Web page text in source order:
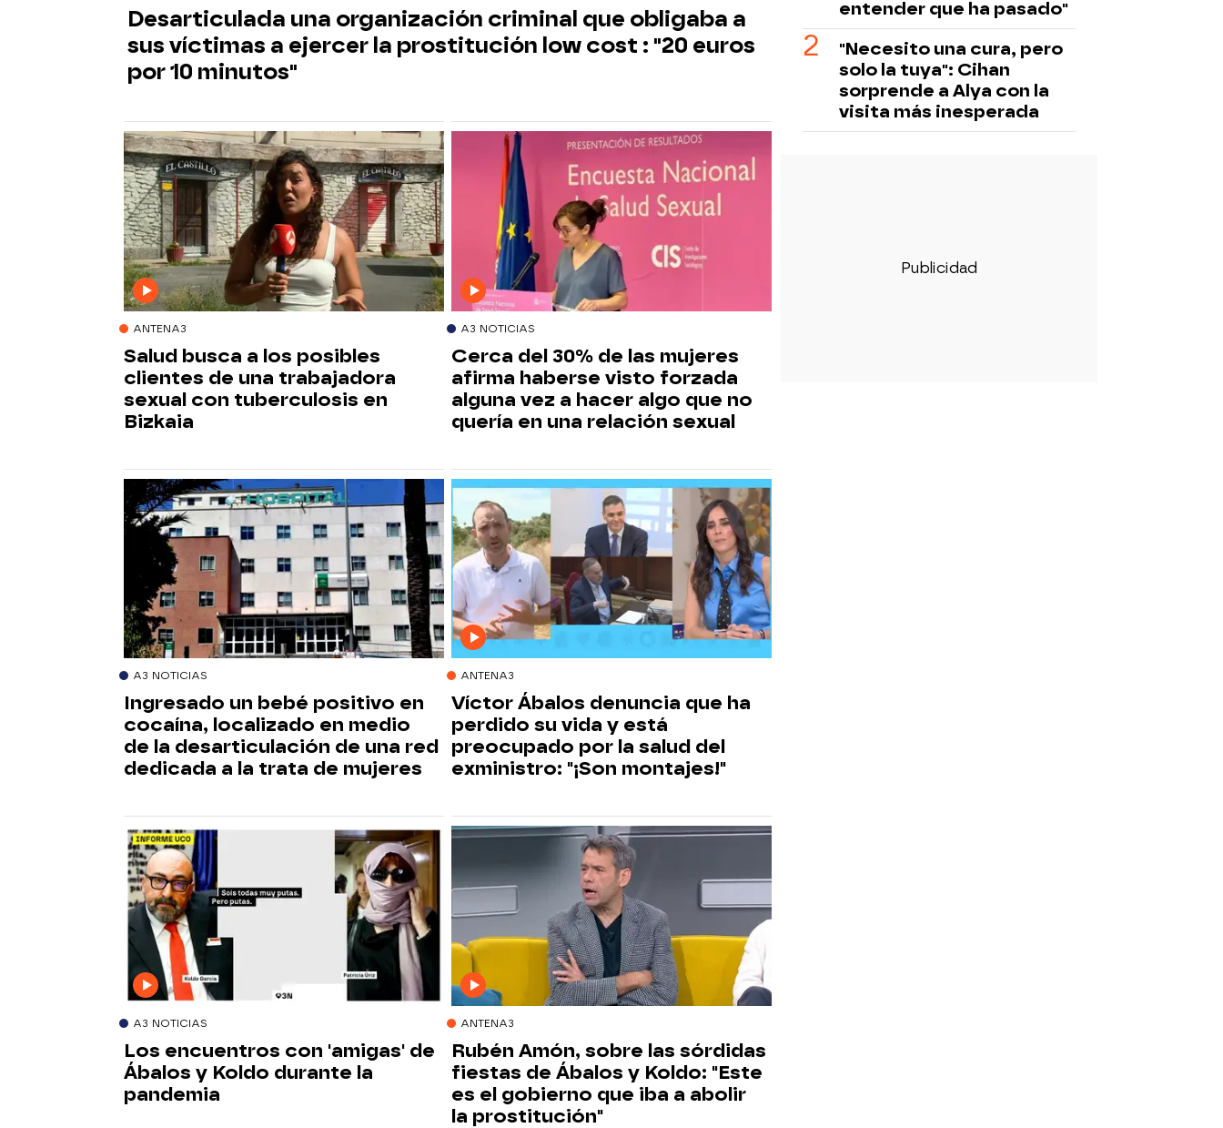
Desarticulada una organización criminal que obligaba a
sus víctimas a ejercer la prostitución low cost : "20 euros
por 10 minutos"
ANTENA3
Salud busca a los posibles
clientes de una trabajadora
sexual con tuberculosis en
Bizkaia
A3 NOTICIAS
Cerca del 30% de las mujeres
afirma haberse visto forzada
alguna vez a hacer algo que no
quería en una relación sexual
A3 NOTICIAS
Ingresado un bebé positivo en
cocaína, localizado en medio
de la desarticulación de una red
dedicada a la trata de mujeres
ANTENA3
Víctor Ábalos denuncia que ha
perdido su vida y está
preocupado por la salud del
exministro: "¡Son montajes!"
A3 NOTICIAS
Los encuentros con 'amigas' de
Ábalos y Koldo durante la
pandemia
ANTENA3
Rubén Amón, sobre las sórdidas
fiestas de Ábalos y Koldo: "Este
es el gobierno que iba a abolir
la prostitución"
entender que ha pasado"
"Necesito una cura, pero
solo la tuya": Cihan
sorprende a Alya con la
visita más inesperada